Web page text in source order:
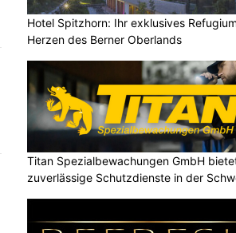
Hotel Spitzhorn: Ihr exklusives
Herzen des Berner Oberlands
Titan Spezialbewachungen GmbH
zuverlässige Schutzdienste in der